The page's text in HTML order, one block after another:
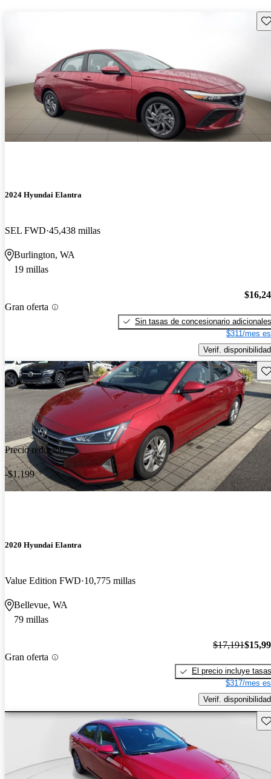
2024 Hyundai Elantra
SEL FWD 45,438 millas
Burlington, WA
19 millas
Gran oferta
Sin tasas de concesionario adicionales
$311/mes
Verif. disponibilidad
Precio reducido
-$1,199
2020 Hyundai Elantra
Value Edition FWD 10,775 millas
Bellevue, WA
79 millas
Gran oferta
$17,191
El precio incluye tasas
$317/mes
Verif. disponibilidad